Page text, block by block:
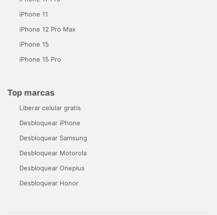
iPhone 11
iPhone 12 Pro Max
iPhone 15
iPhone 15 Pro
Top marcas
Liberar celular gratis
Desbloquear iPhone
Desbloquear Samsung
Desbloquear Motorola
Desbloquear Oneplus
Desbloquear Honor